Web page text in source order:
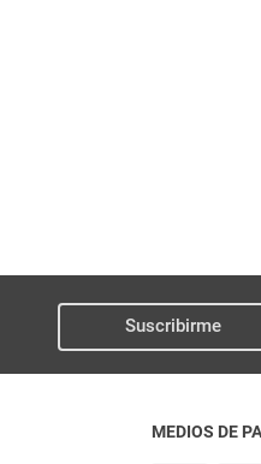
Suscribirme
MEDIOS DE